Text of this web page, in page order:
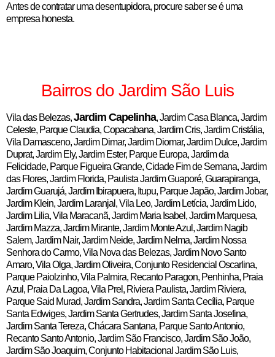
Antes de contratar uma desentupidora, procure saber se é uma
empresa honesta.
Bairros do Jardim São Luis
Vila das Belezas,Jardim Capelinha, Jardim Casa Blanca, Jardim
Celeste, Parque Claudia, Copacabana, Jardim Cris, Jardim Cristália,
Vila Damasceno, Jardim Dimar, Jardim Diomar, Jardim Dulce, Jardim
Duprat, Jardim Ely, Jardim Ester, Parque Europa, Jardim da
Felicidade, Parque Figueira Grande, Cidade Fim de Semana, Jardim
das Flores, Jardim Florida, Paulista Jardim Guaporé, Guarapiranga,
Jardim Guarujá, Jardim Ibirapuera, Itupu, Parque Japão, Jardim Jobar,
Jardim Klein, Jardim Laranjal, Vila Leo, Jardim Letícia, Jardim Lido,
Jardim Lilia, Vila Maracanã, Jardim Maria Isabel, Jardim Marquesa,
Jardim Mazza, Jardim Mirante, Jardim Monte Azul, Jardim Nagib
Salem, Jardim Nair, Jardim Neide, Jardim Nelma, Jardim Nossa
Senhora do Carmo, Vila Nova das Belezas, Jardim Novo Santo
Amaro, Vila Olga, Jardim Oliveira, Conjunto Residencial Oscarlina,
Parque Paiolzinho, Vila Palmira, Recanto Paragon, Penhinha, Praia
Azul, Praia Da Lagoa, Vila Prel, Riviera Paulista, Jardim Riviera,
Parque Said Murad, Jardim Sandra, Jardim Santa Cecília, Parque
Santa Edwiges, Jardim Santa Gertrudes, Jardim Santa Josefina,
Jardim Santa Tereza, Chácara Santana, Parque Santo Antonio,
Recanto Santo Antonio, Jardim São Francisco, Jardim São João,
Jardim São Joaquim, Conjunto Habitacional Jardim São Luis,